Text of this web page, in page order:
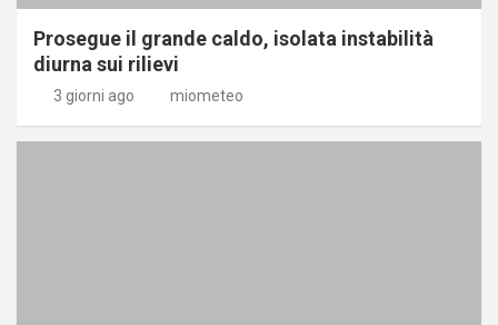
Prosegue il grande caldo, isolata instabilità
diurna sui rilievi
3 giorni ago miometeo